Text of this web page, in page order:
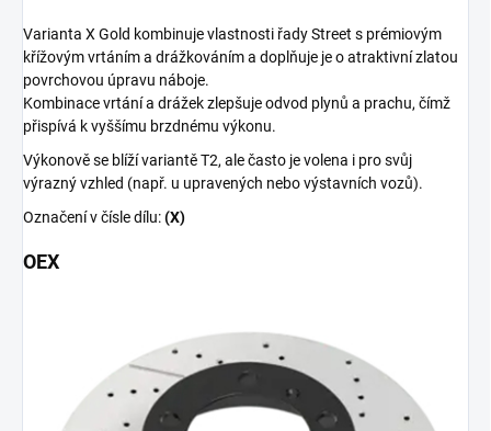
Varianta X Gold kombinuje vlastnosti řady Street s prémiovým
křížovým vrtáním a drážkováním a doplňuje je o atraktivní zlatou
povrchovou úpravu náboje.
Kombinace vrtání a drážek zlepšuje odvod plynů a prachu, čímž
přispívá k vyššímu brzdnému výkonu.
Výkonově se blíží variantě T2, ale často je volena i pro svůj
výrazný vzhled (např. u upravených nebo výstavních vozů).
Označení v čísle dílu:(X)
OEX